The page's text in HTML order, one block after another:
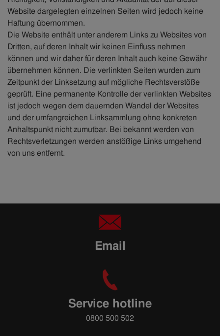
Website dargelegten einzelnen Seiten wird jedoch keine
Haftung übernommen.
Die Website enthält unter anderem Links zu Websites von
Dritten, auf deren Inhalt wir keinen Einfluss nehmen
können und wir daher für deren Inhalt auch keine Gewähr
übernehmen können. Die verlinkten Seiten wurden zum
Zeitpunkt der Linksetzung auf mögliche Rechtsverstöße
geprüft. Eine permanente Kontrolle der verlinkten Websites
ist jedoch wegen dem dauernden Wandel der Websites
und der umfangreichen Linksammlung ohne konkreten
Anhaltspunkt nicht zumutbar. Bei bekannt werden von
Rechtsverletzungen werden anstößige Links umgehend
von uns entfernt.
Email
Service hotline
0800 500 502